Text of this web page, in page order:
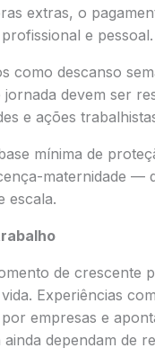
extras, o
e pessoal.
como descanso
devem ser
e ações
mínima de
maternidade —
escala.
de crescente
Experiências
empresas e
dependam de